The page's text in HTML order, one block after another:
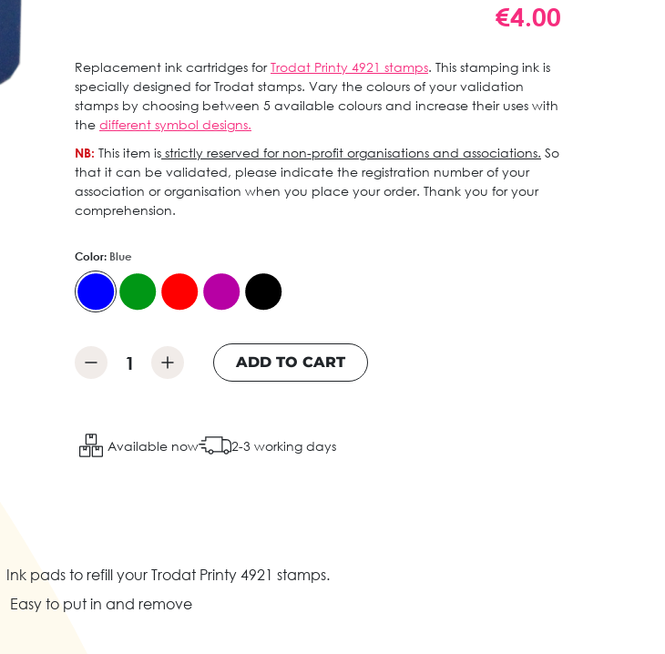
€4.00
Replacement ink cartridges forTrodat Printy 4921 stamps. This stamping ink is
specially designed for Trodat stamps. Vary the colours of your validation
stamps by choosing between 5 available colours and increase their uses with
the different symbol designs.
NB: This item is strictly reserved for non-profit organisations and associations. So
that it can be validated, please indicate the registration number of your
association or organisation when you place your order. Thank you for your
comprehension.
Color: Blue
ADD TO CART
Available now 2-3 working days
Ink pads to refill your Trodat Printy 4921 stamps.
Easy to put in and remove